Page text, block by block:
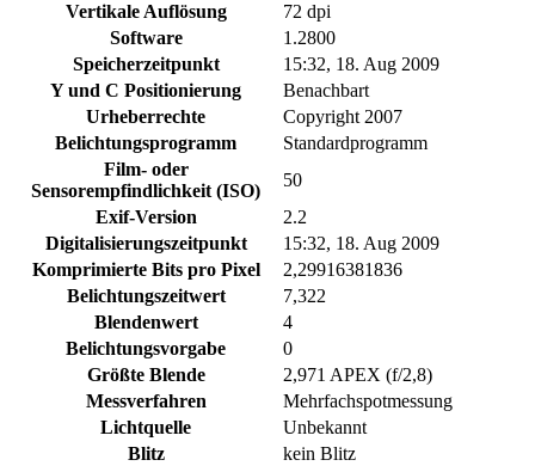
Vertikale Auflösung
72 dpi
Software
1.2800
Speicherzeitpunkt
15:32, 18. Aug 2009
Y und C Positionierung
Benachbart
Urheberrechte
Copyright 2007
Belichtungsprogramm
Standardprogramm
Film- oder
Sensorempfindlichkeit (ISO)
50
Exif-Version
2.2
Digitalisierungszeitpunkt
15:32, 18. Aug 2009
Komprimierte Bits pro Pixel
2,29916381836
Belichtungszeitwert
7,322
Blendenwert
4
Belichtungsvorgabe
0
Größte Blende
2,971 APEX (f/2,8)
Messverfahren
Mehrfachspotmessung
Lichtquelle
Unbekannt
Blitz
kein Blitz